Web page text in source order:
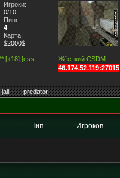
Игроки:
0/10
Пинг:
4
Карта:
$2000$
[+18] [css
Жёсткий CSDM
46.174.52.119:27015
jail predator
Тип Игроков